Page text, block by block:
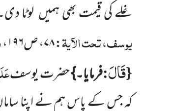
غلے کی قیمت بھی ہمیں لوٹا
یوسف، تحت الآیۃ:۷۸، ص۱۹۶،
{قَالَ:فرمایا۔}حضرت یوسف
کہ جس کے پاس ہم نے اپنا